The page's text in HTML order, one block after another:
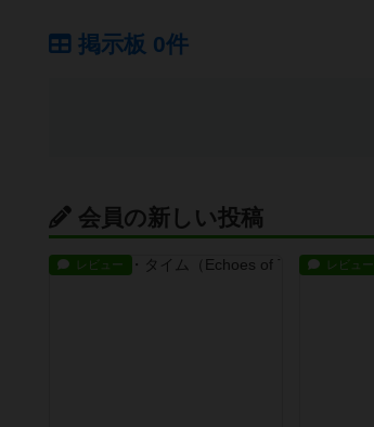
掲示板 0件
会員の新しい投稿
レビュー レビュー